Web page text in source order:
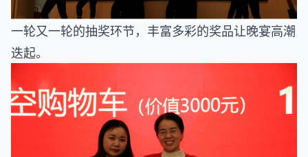
一轮又一轮的抽奖环节，丰富多彩的奖品让晚宴高潮
迭起。